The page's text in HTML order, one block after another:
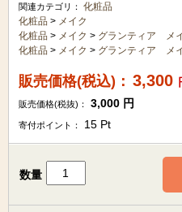
関連カテゴリ：
化粧品
化粧品 > メイク
化粧品 > メイク > グランティア メ
化粧品 > メイク > グランティア メ
販売価格(税込)： 3,300
販売価格(税抜)： 3,000 円
寄付ポイント： 15 Pt
数量